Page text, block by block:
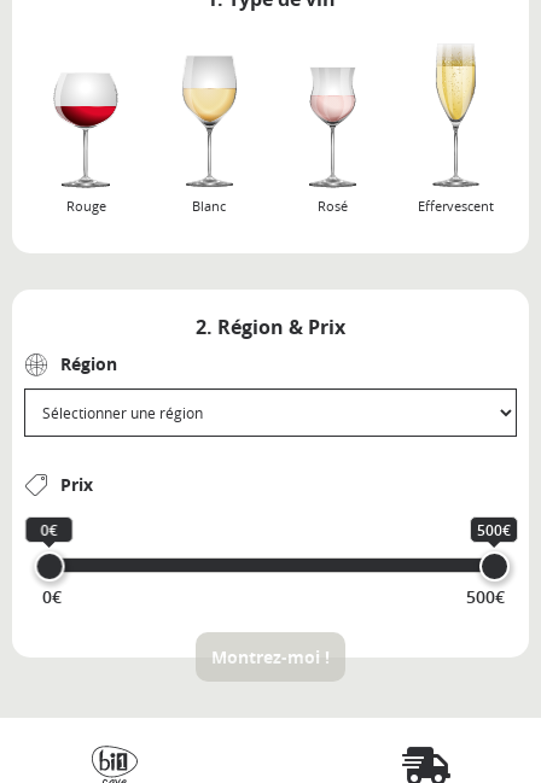
Rouge Blanc Rosé Effervescent
2. Région & Prix
Région
Prix
0€ 500€
0€ 500€
Montrez-moi !